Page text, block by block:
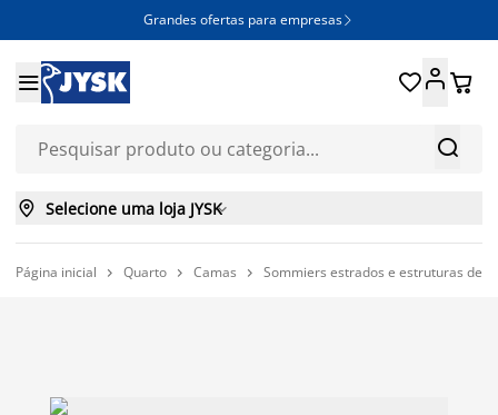
Grandes ofertas para empresas 


 
 Selecione uma loja JYSK
Página inicial  Quarto  Camas  Sommiers estrados e estruturas de